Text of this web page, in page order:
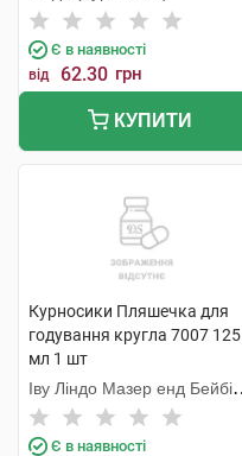
Є в наявності
від 62.30 грн
КУПИТИ
Курносики Пляшечка для
годування кругла 7007 125
мл 1 шт
Іву Ліндо Мазер енд Бейбі
Продактс
Є в наявності